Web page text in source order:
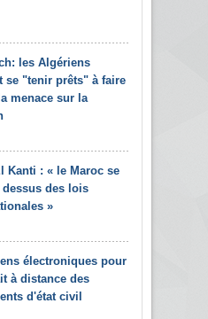
les Algériens
se "tenir prêts" à faire
menace sur la
Kanti : « le Maroc se
dessus des lois
»
électroniques pour
à distance des
d'état civil